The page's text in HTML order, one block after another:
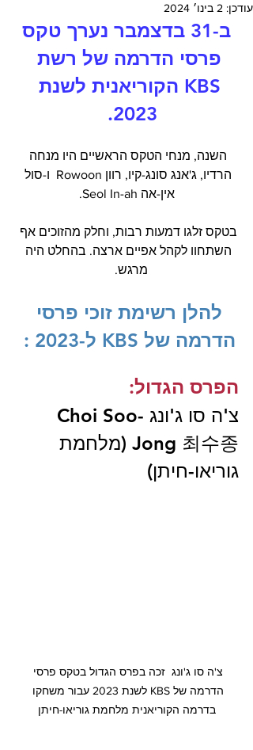
עודכן: 2 בינו׳ 2024
ב-31 בדצמבר נערך טקס
פרסי הדרמה של רשת
KBS הקוריאנית לשנת
2023.
השנה, מנחי הטקס הראשיים היו מנחה
הרדיו, ג'אנג סונג-קיו, רוון Rowoon  ו-סול
אין-אה Seol In-ah.
בטקס זלגו דמעות רבות, וחלק מהזוכים אף
השתחוו לקהל אפיים ארצה. בהחלט היה
מרגש.
להלן רשימת זוכי פרסי
הדרמה של KBS ל-2023 :
הפרס הגדול:
צ'ה סו ג'ונג Choi Soo-
Jong 최수종 (מלחמת
גוריאו-חיתן)
צ'ה סו ג'ונג  זכה בפרס הגדול בטקס פרסי
הדרמה של KBS לשנת 2023 עבור משחקו
בדרמה הקוריאנית מלחמת גוריאו-חיתן